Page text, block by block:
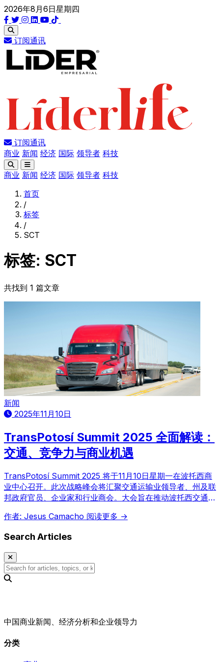
2026年8月6日星期四
订阅通讯
订阅通讯
商业 新闻 经济 国际 领导者 科技
商业 新闻 经济 国际 领导者 科技
首页
/
标签
/
SCT
标签: SCT
共找到 1 篇文章
新闻
2025年11月10日
TransPotosí Summit 2025 全面解读：
交通、竞争力与商业机遇
TransPotosí Summit 2025 将于11月10日星期一在波托西商
业中心召开。此次战略峰会将汇聚交通运输业领导者、州及联
邦政府官员、企业家和行业商会。大会旨在推动波托西交通运
探索行业未来。
作者: Jesus Camacho 阅读更多 →
Search Articles
中国商业新闻、经济分析和企业领导力
分类